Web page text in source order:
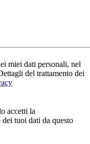
miei dati personali, nel
del trattamento dei
accetti la
tuoi dati da questo